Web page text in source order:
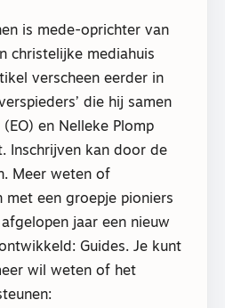
is mede-oprichter van
christelijke mediahuis
verscheen eerder in
die hij samen
en Nelleke Plomp
Inschrijven kan door de
Meer weten of
met een groepje pioniers
jaar een nieuw
Guides. Je kunt
wil weten of het